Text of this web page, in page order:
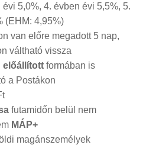
5,0%, 4. évben évi 5,5%, 5.
(EHM: 4,95%)
van előre megadott 5 nap,
váltható vissza
előállított formában is
a Postákon
futamidőn belül nem
MÁP+
magánszemélyek